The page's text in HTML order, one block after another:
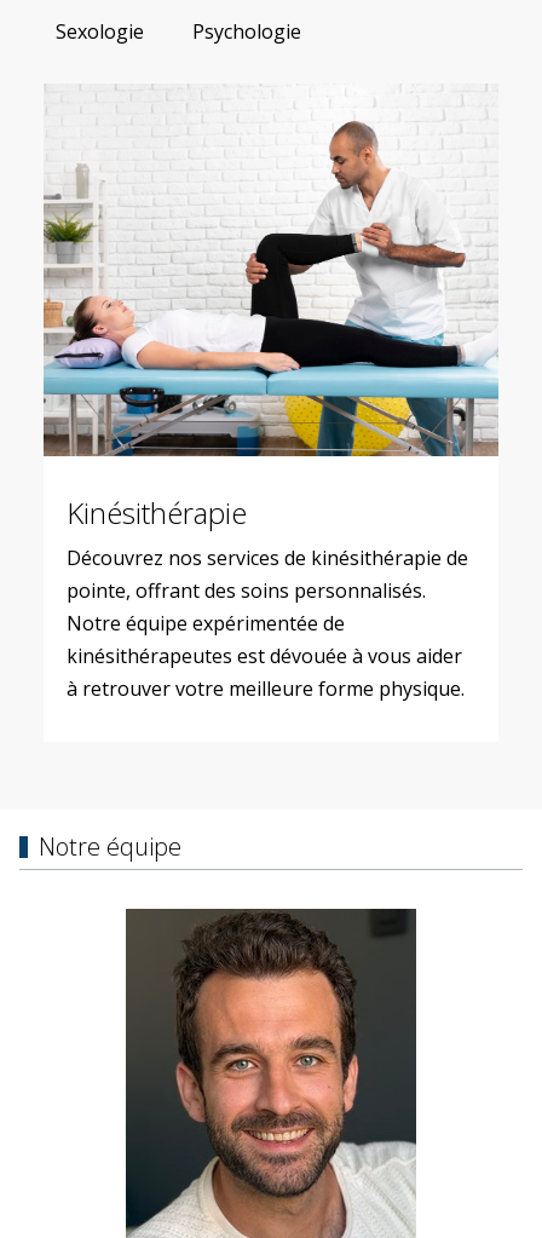
Sexologie
Psychologie
Kinésithérapie
Découvrez nos services de kinésithérapie de
pointe, offrant des soins personnalisés.
Notre équipe expérimentée de
kinésithérapeutes est dévouée à vous aider
à retrouver votre meilleure forme physique.
Notre équipe